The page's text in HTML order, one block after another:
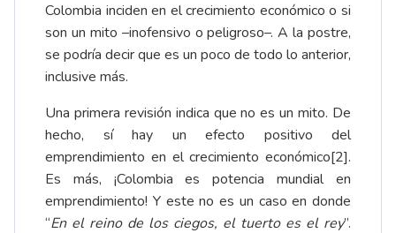
Colombia inciden en el crecimiento económico o si
son un mito –inofensivo o peligroso–. A la postre,
se podría decir que es un poco de todo lo anterior,
inclusive más.
Una primera revisión indica que no es un mito. De
hecho, sí hay un efecto positivo del
emprendimiento en el crecimiento económico[2].
Es más, ¡Colombia es potencia mundial en
emprendimiento! Y este no es un caso en donde
“En el reino de los ciegos, el tuerto es el rey”.